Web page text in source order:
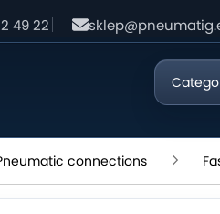
49 22
connections